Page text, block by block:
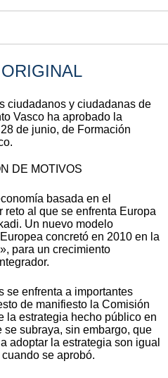
ciudadanos y ciudadanas de
Vasco ha aprobado la
de junio, de Formación
DE MOTIVOS
basada en el
reto al que se enfrenta Europa
Un nuevo modelo
concretó en 2010 en la
para un crecimiento
se enfrenta a importantes
de manifiesto la Comisión
la estrategia hecho público en
se subraya, sin embargo, que
adoptar la estrategia son igual
se aprobó.